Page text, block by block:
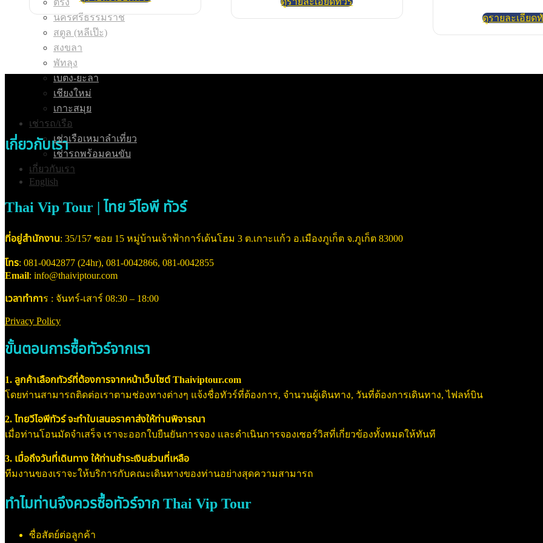
นครศรีธรรมราช
สตูล (หลีเป๊ะ)
สงขลา
พัทลุง
เบตง-ยะลา
เชียงใหม่
เกาะสมุย
เช่ารถ/เรือ
เช่าเรือเหมาลำเที่ยว
เช่ารถพร้อมคนขับ
เกี่ยวกับเรา
English
ดูรายละเอียด
เกี่ยวกับเรา
Thai Vip Tour | ไทย วีไอพี ทัวร์
ที่อยู่สำนักงาน: 35/157 ซอย 15 หมู่บ้านเจ้าฟ้าการ์เด้นโฮม 3 ต.เกาะแก้ว อ.เมืองภูเก็ต จ.ภูเก็ต 83000
โทร: 081-0042877 (24hr), 081-0042866, 081-0042855
Email: info@thaiviptour.com
เวลาทำการ : จันทร์-เสาร์ 08:30 – 18:00
Privacy Policy
ขั้นตอนการซื้อทัวร์จากเรา
1. ลูกค้าเลือกทัวร์ที่ต้องการจากหน้าเว็บไซต์ Thaiviptour.com
โดยท่านสามารถติดต่อเราตามช่องทางต่างๆ แจ้งชื่อทัวร์ที่ต้องการ, จำนวนผู้เดินทาง, วันที่ต้องการเดินทาง, ไฟลท์บิน
2. ไทยวีไอพีทัวร์ จะทำใบเสนอราคาส่งให้ท่านพิจารณา
เมื่อท่านโอนมัดจำเสร็จ เราจะออกใบยืนยันการจอง และดำเนินการจองเซอร์วิสที่เกี่ยวข้องทั้งหมดให้ทันที
3. เมื่อถึงวันที่เดินทาง ให้ท่านชำระเงินส่วนที่เหลือ
ทีมงานของเราจะให้บริการกับคณะเดินทางของท่านอย่างสุดความสามารถ
ทำไมท่านจึงควรซื้อทัวร์จาก Thai Vip Tour
ซื่อสัตย์ต่อลูกค้า